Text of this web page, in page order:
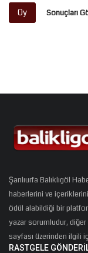
Oy Sonuçları
Şanlıurfa Balıklıgöl
haberlerini ve
ödül alabildiği bir
yazar sorumludur,
sayfası üzerinden ilgili
RASTGELE